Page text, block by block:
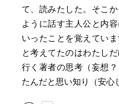
て、読みたした。そこ
ように話す主人公と内
いったことを覚えてい
と考えてたのはわたし
行く著者の思考（妄想
たんだと思い知り（安心